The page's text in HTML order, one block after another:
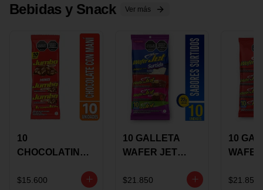
Bebidas y Snack Ver más
10
CHOCOLATINA
17 GRS
$15.600
10 GALLETA
WAFER JET
GRS
$21.850
10
GRS
$21.850